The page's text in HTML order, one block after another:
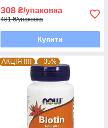
308 ₴/упаковка
481 ₴/упаковка
Купити
АКЦІЯ !!!! –35%